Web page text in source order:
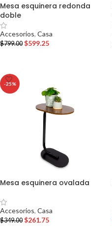
Mesa esquinera redonda
doble
Accesorios, Casa
$799.00 $599.25
-25%
Mesa esquinera ovalada
Accesorios, Casa
$349.00 $261.75